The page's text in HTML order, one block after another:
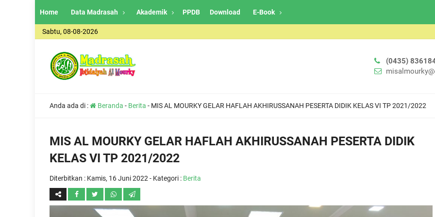
Home Data Madrasah Akademik PPDB Download E-Book
Sabtu, 08-08-2026
(0435)
Anda ada di : Beranda - Berita - MIS AL MOURKY GELAR HAFLAH AKHIRUSSANAH PESERTA DIDIK KELAS VI TP 2021/2022
MIS AL MOURKY GELAR HAFLAH AKHIRUSSANAH PESERTA DIDIK
KELAS VI TP 2021/2022
Diterbitkan : Kamis, 16 Juni 2022 - Kategori : Berita